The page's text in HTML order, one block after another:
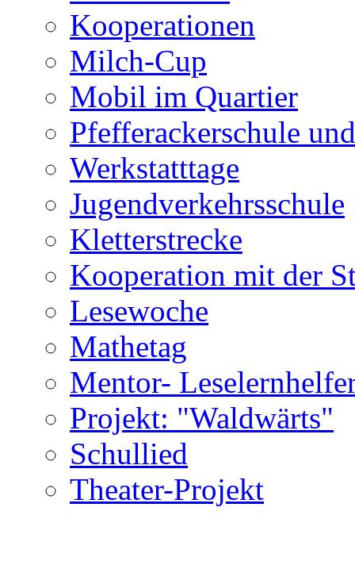
Kooperationen
Milch-Cup
Mobil im Quartier
Pfefferackerschule
Werkstatttage
Jugendverkehrsschule
Kletterstrecke
Kooperation mit der
Lesewoche
Mathetag
Mentor-
Projekt: "Waldwärts"
Schullied
Theater-Projekt